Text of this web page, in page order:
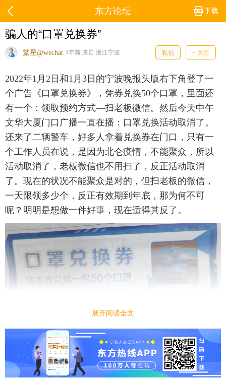
下载
东方论坛
骗人的“口罩兑换券”
繁星@wechat 4年前 来自 浙江宁波 私信 + 关注
2022年1月2日和1月3日的宁波晚报头版右下角登了一
个广告《口罩兑换券》，凭券兑换50个口罩，里面还
有一个：领取预约方式—扫老板微信。然后今天中午
文华大厦门口广播一直在播：口罩兑换活动取消了。
还来了二辆警车，好多人拿着兑换券在门口，只有一
个工作人员在说，是因为北仑疫情，不能聚众，所以
活动取消了，老板微信也不用扫了，反正活动取消
了。现在的状况不能聚众是对的，但扫老板的微信，
一天限领多少个，反正有效期到年底，那为何不可
呢？明明是想做一件好事，现在适得其反了。
展开阅读全文